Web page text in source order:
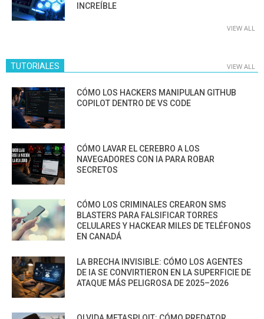
INCREÍBLE
VIEW ALL
TUTORIALES VIEW ALL
CÓMO LOS HACKERS MANIPULAN GITHUB
COPILOT DENTRO DE VS CODE
CÓMO LAVAR EL CEREBRO A LOS
NAVEGADORES CON IA PARA ROBAR
SECRETOS
CÓMO LOS CRIMINALES CREARON SMS
BLASTERS PARA FALSIFICAR TORRES
CELULARES Y HACKEAR MILES DE TELÉFONOS
EN CANADÁ
LA BRECHA INVISIBLE: CÓMO LOS AGENTES
DE IA SE CONVIRTIERON EN LA SUPERFICIE DE
ATAQUE MÁS PELIGROSA DE 2025–2026